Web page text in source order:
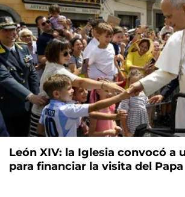
León XIV: la Iglesia convocó a
para financiar la visita del Papa